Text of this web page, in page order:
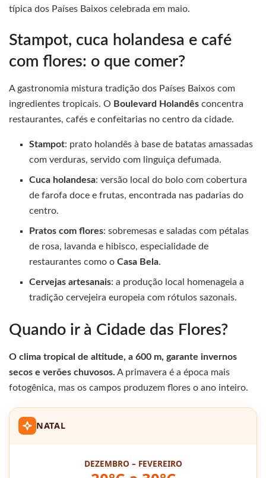
típica dos Países Baixos celebrada em maio.
Stampot, cuca holandesa e café
com flores: o que comer?
A gastronomia mistura tradição dos Países Baixos com
ingredientes tropicais. O Boulevard Holandês concentra
restaurantes, cafés e confeitarias no centro da cidade.
Stampot: prato holandês à base de batatas amassadas
com verduras, servido com linguiça defumada.
Cuca holandesa: versão local do bolo com cobertura
de farofa doce e frutas, encontrada nas padarias do
centro.
Pratos com flores: sobremesas e saladas com pétalas
de rosa, lavanda e hibisco, especialidade de
restaurantes como oCasa Bela.
Cervejas artesanais: a produção local homenageia a
tradição cervejeira europeia com rótulos sazonais.
Quando ir à Cidade das Flores?
O clima tropical de altitude, a 600 m, garante invernos
secos e verões chuvosos. A primavera é a época mais
fotogênica, mas os campos produzem flores o ano inteiro.
NATAL
DEZEMBRO – FEVEREIRO